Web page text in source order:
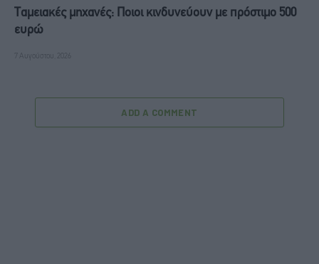
Ταμειακές μηχανές: Ποιοι κινδυνεύουν με πρόστιμο 500
ευρώ
7 Αυγούστου, 2026
ADD A COMMENT